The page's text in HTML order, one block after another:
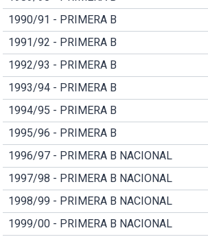
1990/91 - PRIMERA B
1991/92 - PRIMERA B
1992/93 - PRIMERA B
1993/94 - PRIMERA B
1994/95 - PRIMERA B
1995/96 - PRIMERA B
1996/97 - PRIMERA B NACIONAL
1997/98 - PRIMERA B NACIONAL
1998/99 - PRIMERA B NACIONAL
1999/00 - PRIMERA B NACIONAL